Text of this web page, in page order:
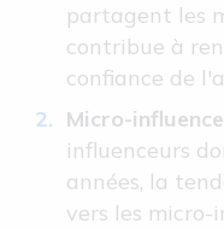
partagent les
contribue à
confiance de
Micro-
influenceurs
années, la
vers les micro-